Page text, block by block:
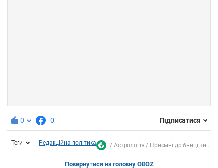
0 0 Підписатися
Теги Редакційна політика Астрологія Приємні дрібниці чи...
Повернутися на головну OBOZ